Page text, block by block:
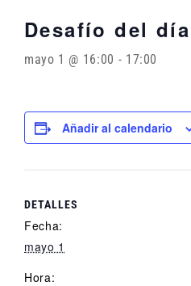
Desafío del día
mayo 1 @ 16:00 - 17:00
Añadir al calendario
DETALLES
Fecha:
mayo 1
Hora: